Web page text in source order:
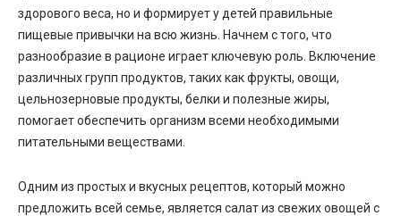
здорового веса, но и формирует у детей правильные
пищевые привычки на всю жизнь. Начнем с того, что
разнообразие в рационе играет ключевую роль. Включение
различных групп продуктов, таких как фрукты, овощи,
цельнозерновые продукты, белки и полезные жиры,
помогает обеспечить организм всеми необходимыми
питательными веществами.
Одним из простых и вкусных рецептов, который можно
предложить всей семье, является салат из свежих овощей с